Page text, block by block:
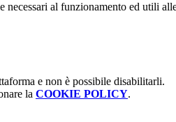
al funzionamento ed utili
e non è possibile disabilitarli.
la COOKIE POLICY.